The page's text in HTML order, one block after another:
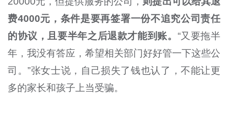
费4000元，条件是要再签署一份不追究公司责任
的协议，且要半年之后退款才能到账。 “又要拖半
年，我没有答应，希望相关部门好好管一下这些公
司。”张女士说，自己损失了钱也认了，不能让更
多的家长和孩子上当受骗。